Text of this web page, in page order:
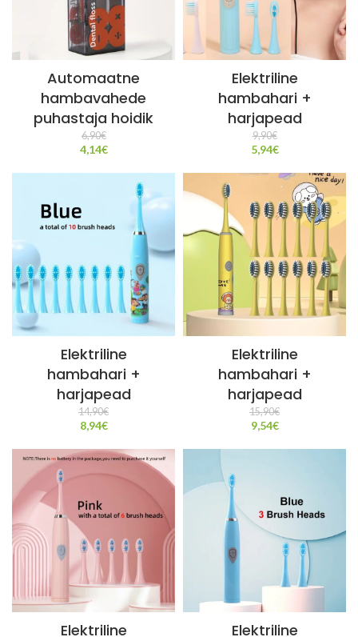
Automaatne
hambavahede
puhastaja hoidik
6,90€
4,14€
Elektriline
hambahari +
harjapead
9,90€
5,94€
Elektriline
hambahari +
harjapead
14,90€
8,94€
Elektriline
hambahari +
harjapead
15,90€
9,54€
Elektriline
Elektriline